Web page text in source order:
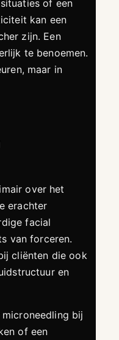
of een
kan een
zijn. Een
te benoemen.
maar in
over het
erachter
facial
van forceren.
cliënten die ook
en
bij
of een